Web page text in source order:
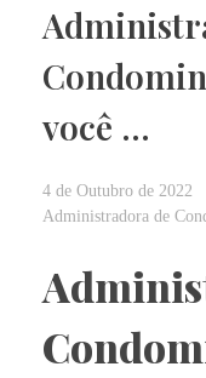
você …
4 de Outubro de 2022
Administradora de